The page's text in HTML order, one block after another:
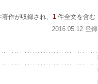
著作が収録され、 1件全文を含む
2016.05.12 登録